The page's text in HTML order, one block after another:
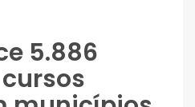
5.886